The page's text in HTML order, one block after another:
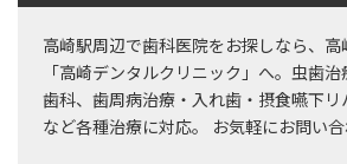
高崎駅周辺で歯科医院をお探しなら、
「高崎デンタルクリニック」へ。虫歯
歯科、歯周病治療・入れ歯・摂食嚥下
など各種治療に対応。 お気軽にお問い合